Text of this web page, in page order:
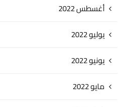
أغسطس 2022
يوليو 2022
يونيو 2022
مايو 2022